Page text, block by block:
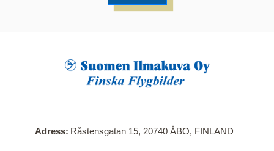
Här visas en karta över bilder med kända
Adress Råstensgatan 15, 20740 ÅBO, FINLAND